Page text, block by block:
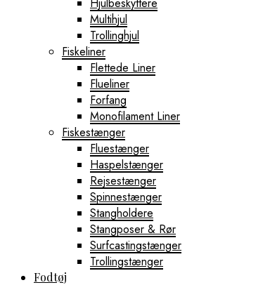
Multihjul
Trollinghjul
Fiskeliner
Flettede Liner
Flueliner
Forfang
Monofilament Liner
Fiskestænger
Fluestænger
Haspelstænger
Rejsestænger
Spinnestænger
Stangholdere
Stangposer & Rør
Surfcastingstænger
Trollingstænger
Fodtøj